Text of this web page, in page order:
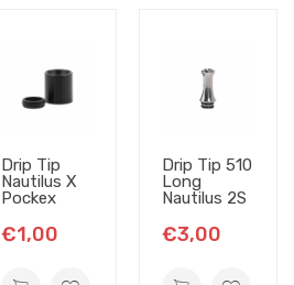
Drip Tip
Nautilus X
Pockex
€1,00
Drip Tip 510
Long
Nautilus 2S
€3,00